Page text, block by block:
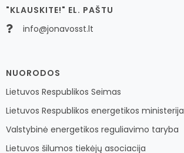
"KLAUSKITE!" EL. PAŠTU
info@jonavosst.lt
NUORODOS
Lietuvos Respublikos Seimas
Lietuvos Respublikos energetikos ministerija
Valstybinė energetikos reguliavimo taryba
Lietuvos šilumos tiekėjų asociacija